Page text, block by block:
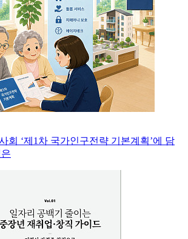
회 ‘제1차 국가인구전략 기본계획’에 담